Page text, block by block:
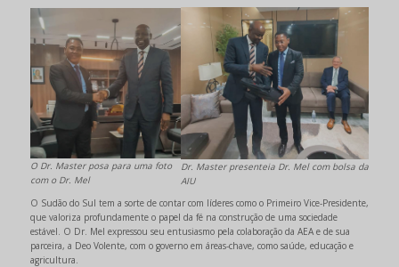
O Dr. Master posa para uma foto
com o Dr. Mel
Dr. Master presenteia Dr. Mel com bolsa da
AIU
O Sudão do Sul tem a sorte de contar com líderes como o Primeiro Vice-Presidente,
que valoriza profundamente o papel da fé na construção de uma sociedade
estável. O Dr. Mel expressou seu entusiasmo pela colaboração da AEA e de sua
parceira, a Deo Volente, com o governo em áreas-chave, como saúde, educação e
agricultura.